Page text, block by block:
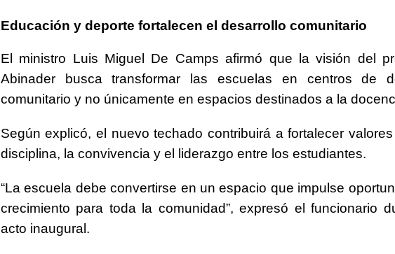
Educación y deporte fortalecen el desarrollo comunitario
El ministro Luis Miguel De Camps afirmó que la visión del
Abinader busca transformar las escuelas en centros de
comunitario y no únicamente en espacios destinados a la
Según explicó, el nuevo techado contribuirá a fortalecer
disciplina, la convivencia y el liderazgo entre los estudiantes.
“La escuela debe convertirse en un espacio que impulse
crecimiento para toda la comunidad”, expresó el funcionario
acto inaugural.